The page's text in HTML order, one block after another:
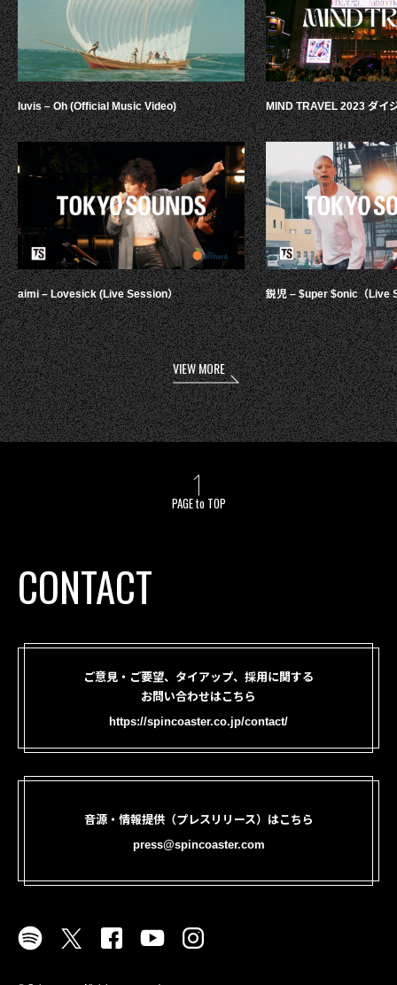
luvis – Oh (Official Music Video)
aimi – Lovesick (Live Session）
MIND TRAVEL 2023 ダイ
鋭児 – $uper $onic（Live
VIEW MORE
PAGE to TOP
CONTACT
ご意見・ご要望、タイアップ、採用に関する
お問い合わせはこちら
https://spincoaster.co.jp/contact/
音源・情報提供（プレスリリース）はこちら
press@spincoaster.com